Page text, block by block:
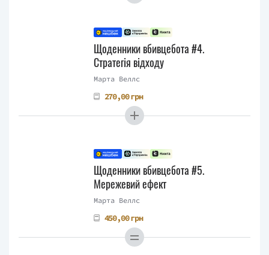
Щоденники вбивцебота #4.
Стратегія відходу
Марта Веллс
270,00 грн
Щоденники вбивцебота #5.
Мережевий ефект
Марта Веллс
450,00 грн